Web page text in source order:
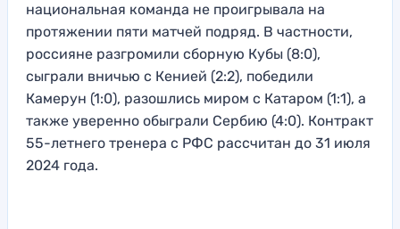
национальная команда не проигрывала на
протяжении пяти матчей подряд. В частности,
россияне разгромили сборную Кубы (8:0),
сыграли вничью с Кенией (2:2), победили
Камерун (1:0), разошлись миром с Катаром (1:1), а
также уверенно обыграли Сербию (4:0). Контракт
55-летнего тренера с РФС рассчитан до 31 июля
2024 года.